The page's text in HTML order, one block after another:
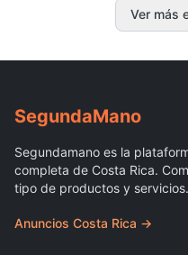
Ver más
SegundaMano
Segundamano es la
completa de Costa Rica.
tipo de productos y servicios.
Anuncios Costa Rica →